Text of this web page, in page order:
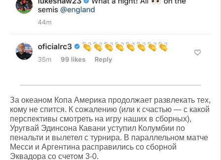
За океаном Копа Америка продолжает развлекать тех,
кому не спится. К сожалению (или к счастью — с какой
перспективы смотреть на игру наших в сборных),
Уругвай Эдинсона Кавани уступил Колумбии по
пенальти и вылетел с турнира. В параллельном матче
Месси и Аргентина расправились со сборной
Эквадора со счетом 3-0.